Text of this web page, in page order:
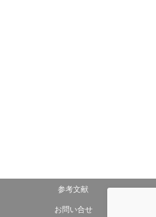
参考文献
お問い合せ